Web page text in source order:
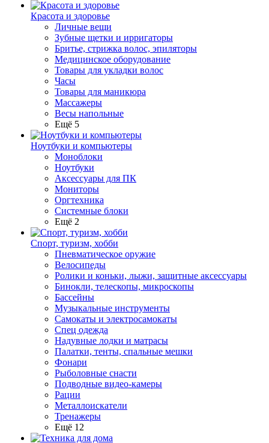
Красота и здоровье
Личные вещи
Зубные щетки и ирригаторы
Бритье, стрижка волос, эпиляторы
Медицинское оборудование
Товары для укладки волос
Часы
Товары для маникюра
Массажеры
Весы напольные
Ещё 5
Ноутбуки и компьютеры
Моноблоки
Ноутбуки
Аксессуары для ПК
Мониторы
Оргтехника
Системные блоки
Ещё 2
Спорт, туризм, хобби
Пневматическое оружие
Велосипеды
Ролики и коньки, лыжи, защитные аксессуары
Бинокли, телескопы, микроскопы
Бассейны
Музыкальные инструменты
Самокаты и электросамокаты
Спец одежда
Надувные лодки и матрасы
Палатки, тенты, спальные мешки
Фонари
Рыболовные снасти
Подводные видео-камеры
Рации
Металлоискатели
Тренажеры
Ещё 12